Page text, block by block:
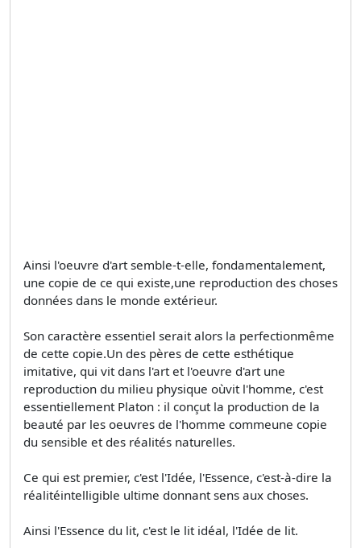
Ainsi l'oeuvre d'art semble-t-elle, fondamentalement,
une copie de ce qui existe,une reproduction des choses
données dans le monde extérieur.
Son caractère essentiel serait alors la perfectionmême
de cette copie.Un des pères de cette esthétique
imitative, qui vit dans l'art et l'oeuvre d'art une
reproduction du milieu physique oùvit l'homme, c'est
essentiellement Platon : il conçut la production de la
beauté par les oeuvres de l'homme commeune copie
du sensible et des réalités naturelles.
Ce qui est premier, c'est l'Idée, l'Essence, c'est-à-dire la
réalitéintelligible ultime donnant sens aux choses.
Ainsi l'Essence du lit, c'est le lit idéal, l'Idée de lit.